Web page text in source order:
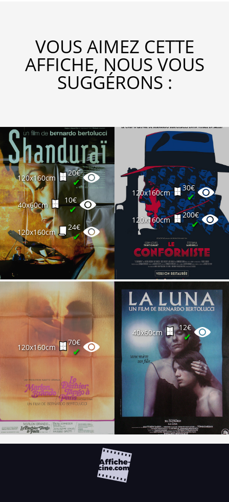
VOUS AIMEZ CETTE
AFFICHE, NOUS VOUS
SUGGÉRONS :
120x160cm
20€
✔
40x60cm
10€
✔
120x160cm
24€
✔
120x160cm
30€
✔
120x160cm
200€
✔
120x160cm
70€
✔
40x60cm
12€
✔